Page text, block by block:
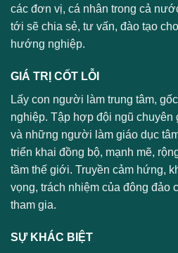
các đơn vị, cá nhân trong cả
tới sẽ chia sẻ, tư vấn, đào tạo
hướng nghiệp.
GIÁ TRỊ CỐT LỖI
Lấy con người làm trung tâm,
nghiệp. Tập hợp đội ngũ chuyên
và những người làm giáo dục
triển khai đồng bộ, mạnh mẽ,
tầm thế giới. Truyền cảm hứng,
vọng, trách nhiệm của đông đảo
tham gia.
SỰ KHÁC BIỆT